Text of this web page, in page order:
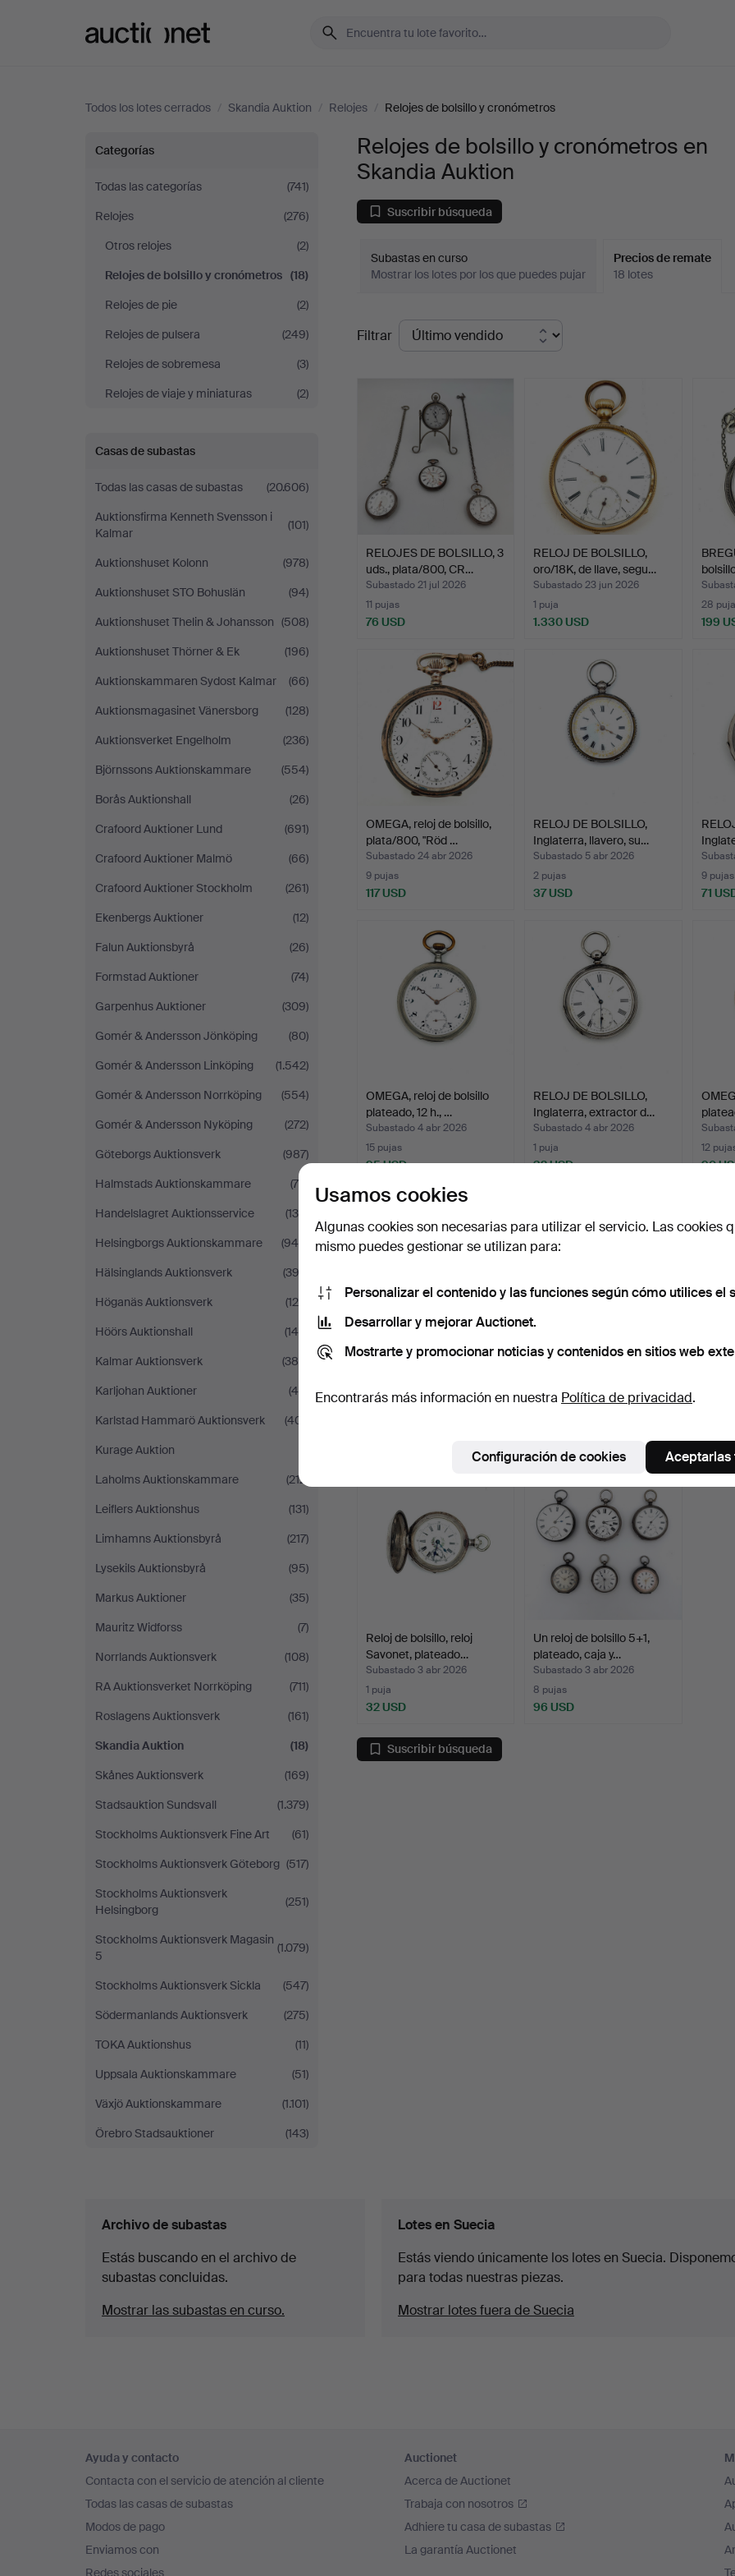
Todos los lotes cerrados / Skandia Auktion / Relojes / Relojes de bolsillo y cronómetros
Relojes
de
bolsillo
cronómetros
en
Skandia
Categorías
Todas las categorías
(741)
Relojes
(276)
Otros relojes
(2)
Relojes de bolsillo y cronómetros (18)
Relojes de pie
(2)
Relojes de pulsera
(249)
Relojes de sobremesa
(3)
Relojes de viaje y miniaturas
(2)
Casas de subastas
Todas las casas de subastas
(20.606)
Auktionsfirma Kenneth Svensson i
Kalmar
(101)
Auktionshuset Kolonn
(978)
Auktionshuset STO Bohuslän
(94)
Auktionshuset Thelin & Johansson (508)
Auktionshuset Thörner & Ek
(196)
Auktionskammaren Sydost Kalmar
(66)
Auktionsmagasinet Vänersborg
(128)
Auktionsverket Engelholm
(236)
Björnssons Auktionskammare
(554)
Borås Auktionshall
(26)
Crafoord Auktioner Lund
(691)
Crafoord Auktioner Malmö
(66)
Crafoord Auktioner Stockholm
(261)
Ekenbergs Auktioner
(12)
Falun Auktionsbyrå
(26)
Formstad Auktioner
(74)
Garpenhus Auktioner
(309)
Gomér & Andersson Jönköping
(80)
Gomér & Andersson Linköping
(1.542)
Gomér & Andersson Norrköping
(554)
Gomér & Andersson Nyköping
(272)
Göteborgs Auktionsverk
(987)
Halmstads Auktionskammare
(75)
Handelslagret Auktionsservice
(139)
Helsingborgs Auktionskammare
(945)
Hälsinglands Auktionsverk
(393)
Höganäs Auktionsverk
(120)
Höörs Auktionshall
(145)
Kalmar Auktionsverk
(388)
Karljohan Auktioner
(49)
Karlstad Hammarö Auktionsverk
(401)
Kurage Auktion
Laholms Auktionskammare
(212)
Leiflers Auktionshus
(131)
Limhamns Auktionsbyrå
(217)
Lysekils Auktionsbyrå
(95)
Markus Auktioner
(35)
Mauritz Widforss
(7)
Norrlands Auktionsverk
(108)
RA Auktionsverket Norrköping
(711)
Roslagens Auktionsverk
(161)
Skandia Auktion
(18)
Skånes Auktionsverk
(169)
Stadsauktion Sundsvall
(1.379)
Stockholms Auktionsverk Fine Art
(61)
Stockholms Auktionsverk Göteborg (517)
Stockholms Auktionsverk
Helsingborg
(251)
Stockholms Auktionsverk Magasin
5
(1.079)
Stockholms Auktionsverk Sickla
(547)
Södermanlands Auktionsverk
(275)
TOKA Auktionshus
(11)
Uppsala Auktionskammare
(51)
Växjö Auktionskammare
(1.101)
Örebro Stadsauktioner
(143)
Relojes de bolsillo y cronómetros en
Skandia Auktion
Suscribir búsqueda
Subastas en curso
Mostrar los lotes por los que puedes pujar
Precios de remate
18 lotes
Precios
de
Filtrar
RELOJES DE BOLSILLO, 3
uds., plata/800, CR…
Subastado 21 jul 2026
11 pujas
76 USD
RELOJ DE BOLSILLO,
oro/18K, de llave, segu…
Subastado 23 jun 2026
1 puja
1.330 USD
28
199
OMEGA, reloj de bolsillo,
plata/800, "Röd …
Subastado 24 abr 2026
9 pujas
117 USD
RELOJ DE BOLSILLO,
Inglaterra, llavero, su…
Subastado 5 abr 2026
2 pujas
37 USD
9 pujas
71
OMEGA, reloj de bolsillo
plateado, 12 h., …
Subastado 4 abr 2026
15 pujas
95 USD
RELOJ DE BOLSILLO,
Inglaterra, extractor d…
Subastado 4 abr 2026
1 puja
32 USD
12
90
Subastado 4 abr 2026
Subastado 3 abr 2026
Reloj de bolsillo, reloj
Savonet, plateado…
Subastado 3 abr 2026
1 puja
32 USD
Un reloj de bolsillo 5+1,
plateado, caja y…
Subastado 3 abr 2026
8 pujas
96 USD
Suscribir búsqueda
Archivo de subastas
Estás buscando en el archivo de
subastas concluidas.
Mostrar las subastas en curso.
Lotes en Suecia
Estás viendo únicamente los lotes en Suecia.
para todas nuestras piezas.
Mostrar lotes fuera de Suecia
en
el
pie
de
página
Ayuda y contacto
Contacta con el servicio de atención al cliente
Todas las casas de subastas
Modos de pago
Enviamos con
Redes sociales
Auctionet
Acerca de Auctionet
Trabaja con nosotros
Adhiere tu casa de subastas
La garantía Auctionet
Usamos cookies
Algunas cookies son necesarias para utilizar el servicio. Las cookies
mismo puedes gestionar se utilizan para:
Personalizar el contenido y las funciones según cómo utilices el
Desarrollar y mejorar Auctionet.
Mostrarte y promocionar noticias y contenidos en sitios web
Encontrarás más información en nuestra Política de privacidad.
Configuración de cookies Aceptarlas